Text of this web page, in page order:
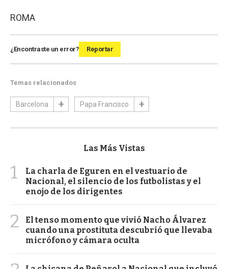
ROMA
¿Encontraste un error? Reportar
Temas relacionados
Barcelona Papa Francisco
Las Más Vistas
1
La charla de Eguren en el vestuario de
Nacional, el silencio de los futbolistas y el
enojo de los dirigentes
2
El tenso momento que vivió Nacho Álvarez
cuando una prostituta descubrió que llevaba
micrófono y cámara oculta